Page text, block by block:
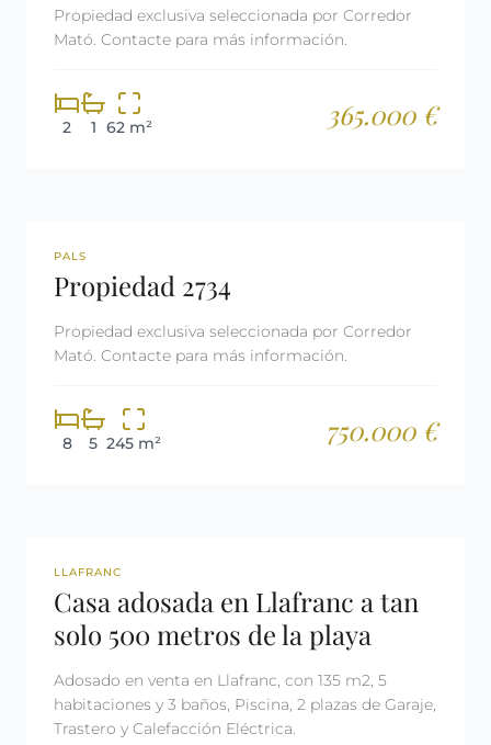
Propiedad exclusiva seleccionada por Corredor
Mató. Contacte para más información.
2 1 62 m² 365.000 €
REF: 2734
PALS
Propiedad 2734
Propiedad exclusiva seleccionada por Corredor
Mató. Contacte para más información.
8 5 245 m² 750.000 €
REF: 2751
LLAFRANC
Casa adosada en Llafranc a tan
solo 500 metros de la playa
Adosado en venta en Llafranc, con 135 m2, 5
habitaciones y 3 baños, Piscina, 2 plazas de Garaje,
Trastero y Calefacción Eléctrica.